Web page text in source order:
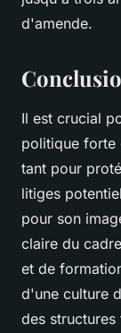
d'amende.
Il est crucial
politique forte
tant pour
litiges
pour son
claire du
et de
d'une culture
des